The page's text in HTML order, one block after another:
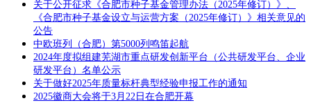
关于公开征求《合肥市种子基金管理办法（2025年修订）》、
《合肥市种子基金设立与运营方案（2025年修订）》相关意见的
公告
中欧班列（合肥）第5000列鸣笛起航
2024年度拟组建芜湖市重点研发创新平台（公共研发平台、企业
研发平台）名单公示
关于做好2025年质量标杆典型经验申报工作的通知
2025徽商大会将于3月22日在合肥开幕